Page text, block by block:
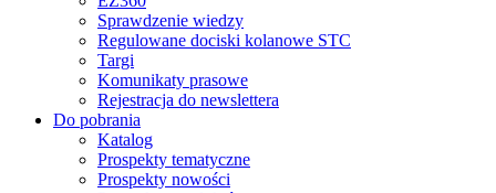
Sprawdzenie wiedzy
Regulowane dociski kolanowe STC
Targi
Komunikaty prasowe
Rejestracja do newslettera
Do pobrania
Katalog
Prospekty tematyczne
Prospekty nowości